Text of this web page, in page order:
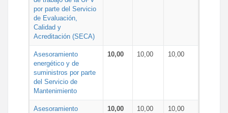
por parte del Servicio
de Evaluación,
Calidad y
Acreditación (SECA)
Asesoramiento
energético y de
suministros por parte
del Servicio de
Mantenimiento
10,00 10,00 10,00
Asesoramiento
10,00 10,00 10,00